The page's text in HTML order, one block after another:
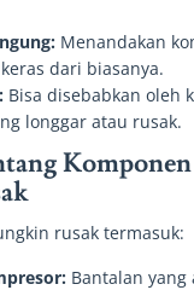
Menandakan
dari biasanya.
Bisa disebabkan oleh
longgar atau rusak.
rusak termasuk:
Bantalan yang